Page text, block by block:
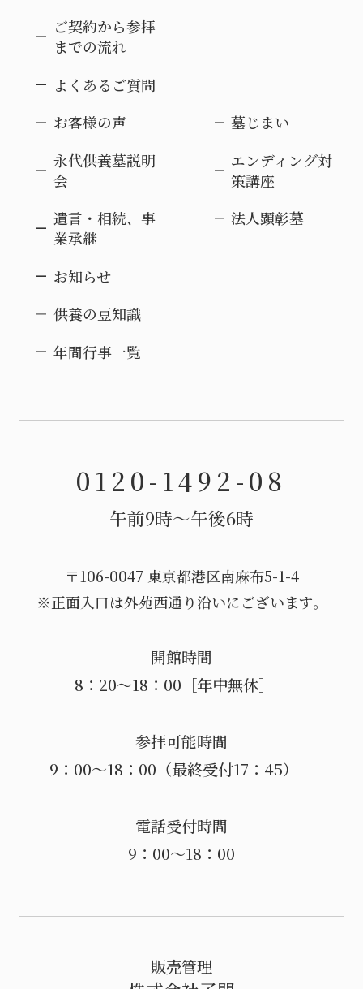
ご契約から参拝
までの流れ
よくあるご質問
お客様の声
墓じまい
永代供養墓説明
会
エンディング対
策講座
遺言・相続、事
業承継
法人顕彰墓
お知らせ
供養の豆知識
年間行事一覧
0120-1492-08
午前9時〜午後6時
〒106-0047 東京都港区南麻布5-1-4
※正面入口は外苑西通り沿いにございます。
開館時間
8：20～18：00［年中無休］
参拝可能時間
9：00～18：00（最終受付17：45）
電話受付時間
9：00～18：00
販売管理